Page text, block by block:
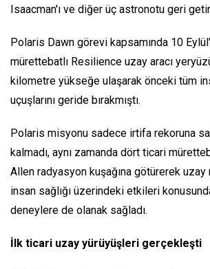
Isaacman'ı ve diğer üç astronotu geri
Polaris Dawn görevi kapsamında 10
mürettebatlı Resilience uzay aracı
kilometre yükseğe ulaşarak önceki tüm
uçuşlarını geride bırakmıştı.
Polaris misyonu sadece irtifa rekoruna
kalmadı, aynı zamanda dört ticari
Allen radyasyon kuşağına götürerek uzay
insan sağlığı üzerindeki etkileri
deneylere de olanak sağladı.
İlk ticari uzay yürüyüşleri gerçekleşti